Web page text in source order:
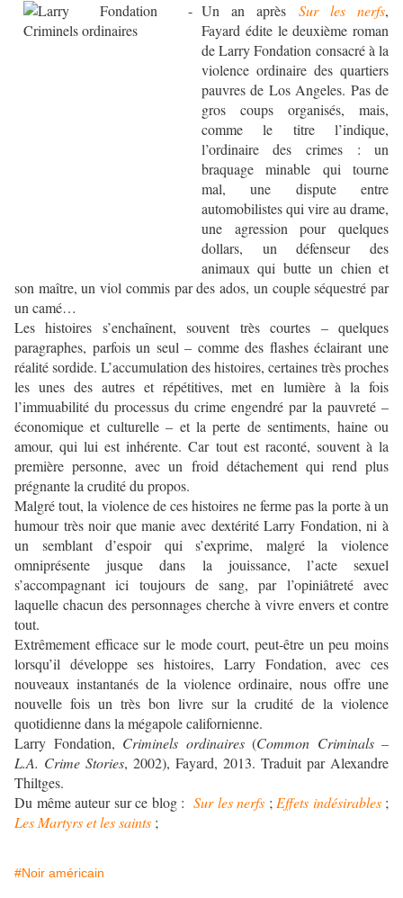
Un an après Sur les nerfs,
Fayard édite le deuxième roman
de Larry Fondation consacré à la
violence ordinaire des quartiers
pauvres de Los Angeles. Pas de
gros coups organisés, mais,
comme le titre l’indique,
l’ordinaire des crimes : un
braquage minable qui tourne
mal, une dispute entre
automobilistes qui vire au drame,
une agression pour quelques
dollars, un défenseur des
animaux qui butte un chien et
son maître, un viol commis par des ados, un couple séquestré par
un camé…
Les histoires s’enchaînent, souvent très courtes – quelques
paragraphes, parfois un seul – comme des flashes éclairant une
réalité sordide. L’accumulation des histoires, certaines très proches
les unes des autres et répétitives, met en lumière à la fois
l’immuabilité du processus du crime engendré par la pauvreté –
économique et culturelle – et la perte de sentiments, haine ou
amour, qui lui est inhérente. Car tout est raconté, souvent à la
première personne, avec un froid détachement qui rend plus
prégnante la crudité du propos.
Malgré tout, la violence de ces histoires ne ferme pas la porte à un
humour très noir que manie avec dextérité Larry Fondation, ni à
un semblant d’espoir qui s’exprime, malgré la violence
omniprésente jusque dans la jouissance, l’acte sexuel
s’accompagnant ici toujours de sang, par l’opiniâtreté avec
laquelle chacun des personnages cherche à vivre envers et contre
tout.
Extrêmement efficace sur le mode court, peut-être un peu moins
lorsqu’il développe ses histoires, Larry Fondation, avec ces
nouveaux instantanés de la violence ordinaire, nous offre une
nouvelle fois un très bon livre sur la crudité de la violence
quotidienne dans la mégapole californienne.
Larry Fondation, Criminels ordinaires(Common Criminals –
L.A. Crime Stories, 2002), Fayard, 2013. Traduit par Alexandre
Thiltges.
Du même auteur sur ce blog : Sur les nerfs ; Effets indésirables;
Les Martyrs et les saints ;
#Noir américain